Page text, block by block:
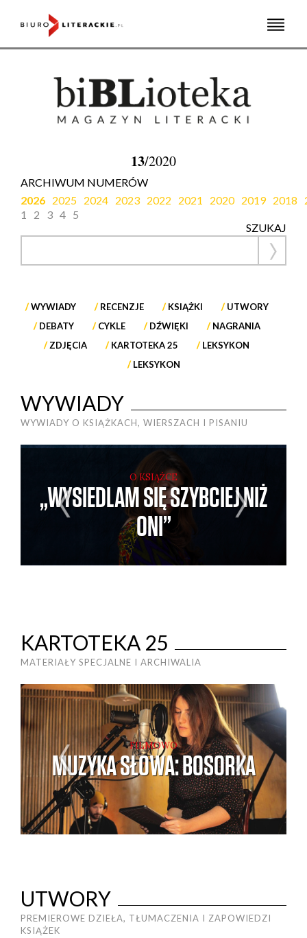
13/2020
ARCHIWUM NUMERÓW
2026 2025 2024 2023 2022 2021 2020 2019 2018
1
2 3 4 5
SZUKAJ
WYWIADY RECENZJE KSIĄŻKI
UTWORY
DEBATY
CYKLE DŹWIĘKI
NAGRANIA
ZDJĘCIA
KARTOTEKA 25
LEKSYKON
LEKSYKON
WYWIADY
WYWIADY O KSIĄŻKACH, WIERSZACH I PISANIU
O KSIĄŻCE
„WYSIEDLAM SIĘ SZYBCIEJ NIŻ
ONI”
KARTOTEKA 25
MATERIAŁY SPECJALNE I ARCHIWALIA
FILMOWO
MUZYKA SŁOWA: BOSORKA
UTWORY
PREMIEROWE DZIEŁA, TŁUMACZENIA I ZAPOWIEDZI
KSIĄŻEK